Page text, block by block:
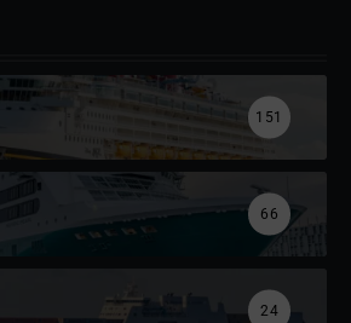
151
66
24